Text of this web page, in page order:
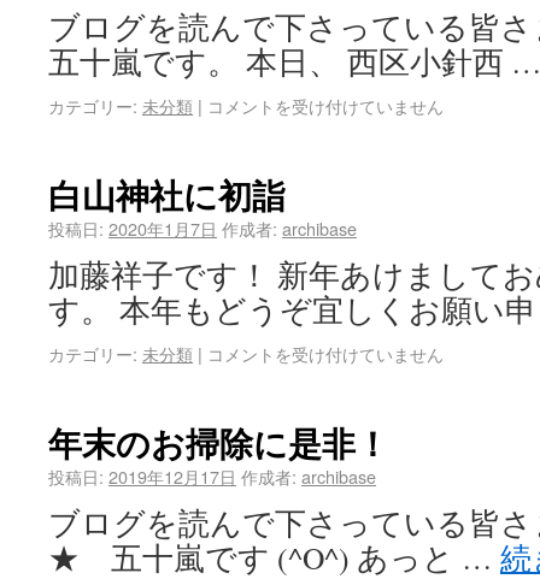
ブログを読んで下さっている皆
五十嵐です。 本日、 西区小針西
カテゴリー: 未分類 | コメントを受け付けていません
白山神社に初詣
投稿日: 2020年1月7日 作成者: archibase
加藤祥子です！ 新年あけまして
す。 本年もどうぞ宜しくお願い
カテゴリー: 未分類 | コメントを受け付けていません
年末のお掃除に是非！
投稿日: 2019年12月17日 作成者: archibase
ブログを読んで下さっている皆
★ 五十嵐です (^O^) あっと …